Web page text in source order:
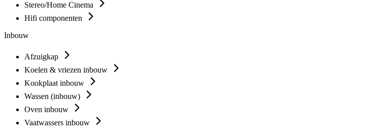
Stereo/Home Cinema
Hifi componenten
Inbouw
Afzuigkap
Koelen & vriezen inbouw
Kookplaat inbouw
Wassen (inbouw)
Oven inbouw
Vaatwassers inbouw